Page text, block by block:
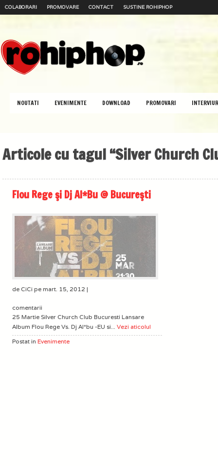
COLABORARI PROMOVARE CONTACT SUSTINE ROHIPHOP
NOUTATI EVENIMENTE DOWNLOAD PROMOVARI
Articole cu tagul “Silver Church
Flou Rege şi Dj Al*Bu @ Bucureşti
de CiCi pe mart. 15, 2012 |
comentarii
25 Martie Silver Church Club Bucuresti Lansare
Album Flou Rege Vs. Dj Al*bu -EU si... Vezi aticolul
Postat in Evenimente